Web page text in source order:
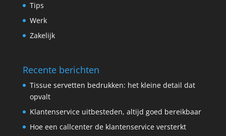
Tips
Werk
Zakelijk
Recente berichten
Tissue servetten bedrukken: het kleine detail dat
opvalt
Klantenservice uitbesteden, altijd goed bereikbaar
Hoe een callcenter de klantenservice versterkt